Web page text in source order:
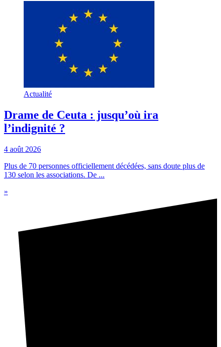
Actualité
Drame de Ceuta : jusqu’où ira
l’indignité ?
4 août 2026
Plus de 70 personnes officiellement décédées, sans doute plus de
130 selon les associations. De ...
»